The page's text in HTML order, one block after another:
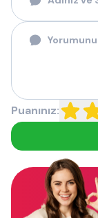
Puanınız: